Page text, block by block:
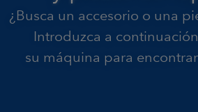
¿Busca un accesorio o una
Introduzca a
su máquina para